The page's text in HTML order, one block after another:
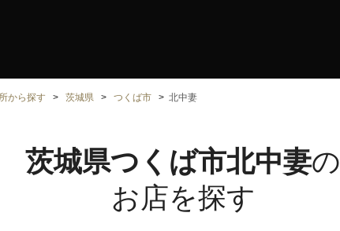
から探す 茨城県 つくば市 北中妻
茨城県つくば市北中妻の
お店を探す